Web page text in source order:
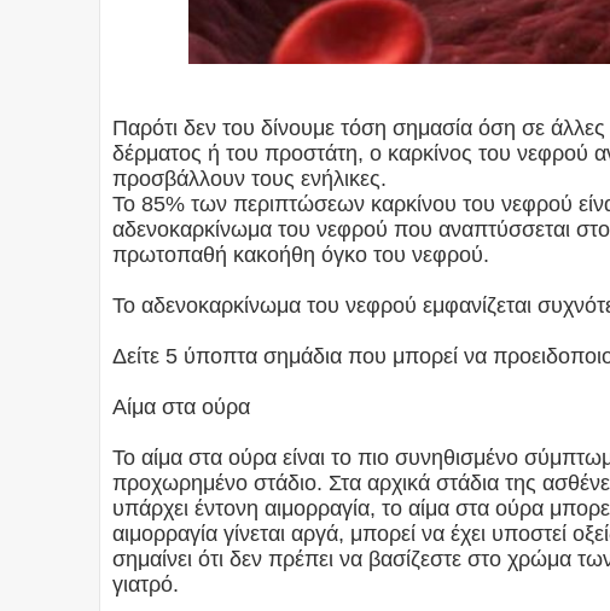
Παρότι δεν του δίνουμε τόση σημασία όση σε
δέρματος ή του προστάτη, ο καρκίνος του νεφρού
προσβάλλουν τους ενήλικες.
Το 85% των περιπτώσεων καρκίνου του νεφρού
αδενοκαρκίνωμα του νεφρού που αναπτύσσεται
πρωτοπαθή κακοήθη όγκο του νεφρού.
Το αδενοκαρκίνωμα του νεφρού εμφανίζεται
Δείτε 5 ύποπτα σημάδια που μπορεί να
Αίμα στα ούρα
Το αίμα στα ούρα είναι το πιο συνηθισμένο
προχωρημένο στάδιο. Στα αρχικά στάδια της
υπάρχει έντονη αιμορραγία, το αίμα στα ούρα
αιμορραγία γίνεται αργά, μπορεί να έχει υποστεί
σημαίνει ότι δεν πρέπει να βασίζεστε στο χρώμα
γιατρό.